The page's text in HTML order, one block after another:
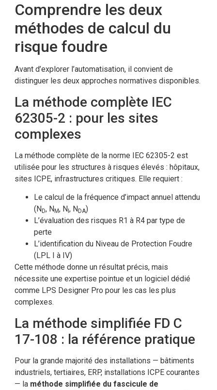
Comprendre les deux
méthodes de calcul du
risque foudre
Avant d’explorer l’automatisation, il convient de
distinguer les deux approches normatives disponibles.
La méthode complète IEC
62305-2 : pour les sites
complexes
La méthode complète de la norme IEC 62305-2 est
utilisée pour les structures à risques élevés : hôpitaux,
sites ICPE, infrastructures critiques. Elle requiert :
Le calcul de la fréquence d’impact annuel attendu
(N D, N M, N , N DA)
L’évaluation des risques R1 à R4 par type de
perte
L’identification du Niveau de Protection Foudre
(LPL I à IV)
Cette méthode donne un résultat précis, mais
nécessite une expertise pointue et un logiciel dédié
comme LPS Designer Pro pour les cas les plus
complexes.
La méthode simplifiée FD C
17-108 : la référence pratique
Pour la grande majorité des installations — bâtiments
industriels, tertiaires, ERP, installations ICPE courantes
— la méthode simplifiée du fascicule de